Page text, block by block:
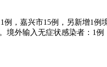
，嘉兴市15例，另新增1
外输入无症状感染者：1例